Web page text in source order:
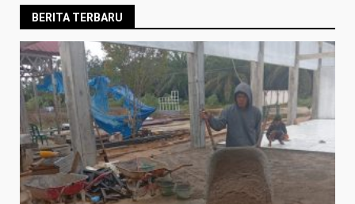
BERITA TERBARU